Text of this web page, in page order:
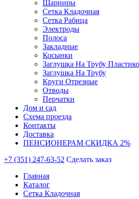
Шарниры
Сетка Кладочная
Сетка Рабица
Электроды
Полоса
Закладные
Косынки
Заглушка На Трубу
Заглушка На Трубу
Круги Отрезные
Отводы
Перчатки
Дом и сад
Схема проезда
Контакты
Доставка
ПЕНСИОНЕРАМ СКИДКА 2%
+7 (351) 247-63-52 Сделать заказ
Главная
Каталог
Сетка Кладочная